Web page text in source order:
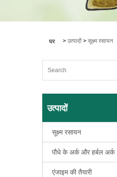
घर > उत्पादों > सूक्ष्म रसायन
उत्पादों
सूक्ष्म रसायन
पौधे के अर्क और हर्बल अर्क
एंजाइम की तैयारी